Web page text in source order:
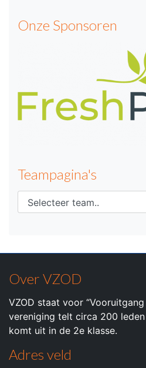
Onze Sponsoren
Teampagina's
Over VZOD
VZOD staat voor “Vooruitgang
vereniging telt circa 200
komt uit in de 2e klasse.
Adres veld